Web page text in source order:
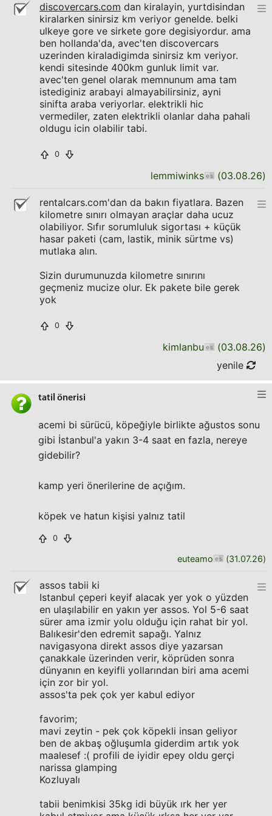
discovercars.com dan kiralayin, yurtdisindan
kiralarken sinirsiz km veriyor genelde. belki
ulkeye gore ve sirkete gore degisiyordur. ama
ben hollanda'da, avec'ten discovercars
uzerinden kiraladigimda sinirsiz km veriyor.
kendi sitesinde 400km gunluk limit var.
avec'ten genel olarak memnunum ama tam
istediginiz arabayi almayabilirsiniz, ayni
sinifta araba veriyorlar. elektrikli hic
vermediler, zaten elektrikli olanlar daha pahali
oldugu icin olabilir tabi.
0
lemmiwinks (03.08.26)
rentalcars.com'dan da bakın fiyatlara. Bazen
kilometre sınırı olmayan araçlar daha ucuz
olabiliyor. Sıfır sorumluluk sigortası + küçük
hasar paketi (cam, lastik, minik sürtme vs)
mutlaka alın.
Sizin durumunuzda kilometre sınırını
geçmeniz mucize olur. Ek pakete bile gerek
yok
0
kimlanbu (03.08.26)
yenile
tatil önerisi
acemi bi sürücü, köpeğiyle birlikte ağustos sonu
gibi İstanbul'a yakın 3-4 saat en fazla, nereye
gidebilir?
kamp yeri önerilerine de açığım.
köpek ve hatun kişisi yalnız tatil
0
euteamo (31.07.26)
assos tabii ki
Istanbul çeperi keyif alacak yer yok o yüzden
en ulaşılabilir en yakın yer assos. Yol 5-6 saat
sürer ama izmir yolu olduğu için rahat bir yol.
Balıkesir'den edremit sapağı. Yalnız
navigasyona direkt assos diye yazarsan
çanakkale üzerinden verir, köprüden sonra
dünyanın en keyifli yollarından biri ama acemi
için zor bir yol.
assos'ta pek çok yer kabul ediyor
favorim;
mavi zeytin - pek çok köpekli insan geliyor
ben de akbaş oğluşumla giderdim artık yok
maalesef :( profili de iyidir epey oldu gerçi
narissa glamping
Kozluyalı
tabii benimkisi 35kg idi büyük ırk her yer